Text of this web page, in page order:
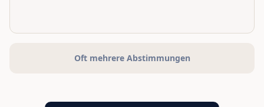
Oft mehrere Abstimmungen